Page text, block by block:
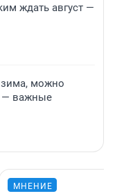
ждать август —
зима, можно
— важные
МНЕНИЕ